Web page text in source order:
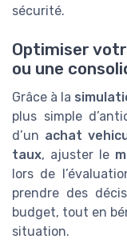
sécurité.
Optimiser
ou une
Grâce à la
plus simple
d’un achat
taux, ajuster le
lors de
prendre des
budget, tout en
situation.